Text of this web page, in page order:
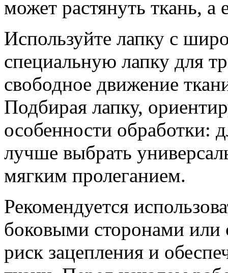
может растянуть ткань, а
Используйте лапку с
специальную лапку для
свободное движение
Подбирая лапку,
особенности обработки:
лучше выбрать
мягким пролеганием.
Рекомендуется
боковыми сторонами
риск зацепления и